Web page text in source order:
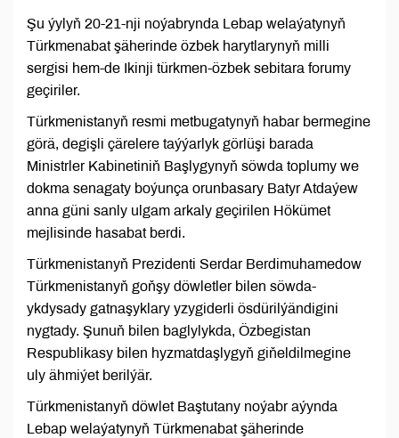
Şu ýylyň 20-21-nji noýabrynda Lebap welaýatynyň
Türkmenabat şäherinde özbek harytlarynyň milli
sergisi hem-de Ikinji türkmen-özbek sebitara forumy
geçiriler.
Türkmenistanyň resmi metbugatynyň habar bermegine
görä, degişli çärelere taýýarlyk görlüşi barada
Ministrler Kabinetiniň Başlygynyň söwda toplumy we
dokma senagaty boýunça orunbasary Batyr Atdaýew
anna güni sanly ulgam arkaly geçirilen Hökümet
mejlisinde hasabat berdi.
Türkmenistanyň Prezidenti Serdar Berdimuhamedow
Türkmenistanyň goňşy döwletler bilen söwda-
ykdysady gatnaşyklary yzygiderli ösdürilýändigini
nygtady. Şunuň bilen baglylykda, Özbegistan
Respublikasy bilen hyzmatdaşlygyň giňeldilmegine
uly ähmiýet berilýär.
Türkmenistanyň döwlet Baştutany noýabr aýynda
Lebap welaýatynyň Türkmenabat şäherinde